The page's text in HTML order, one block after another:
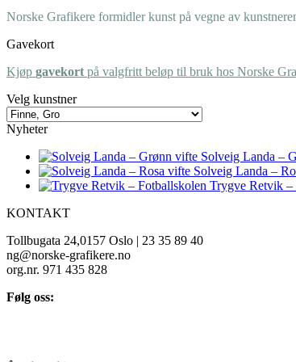
Norske Grafikere formidler kunst på vegne av
Gavekort
Kjøp gavekort på valgfritt beløp til bruk hos Norske
Velg kunstner
Nyheter
Solveig Landa –
Solveig Landa –
Trygve Retvik –
KONTAKT
Tollbugata 24,0157 Oslo | 23 35 89 40
ng@norske-grafikere.no
org.nr. 971 435 828
Følg oss: